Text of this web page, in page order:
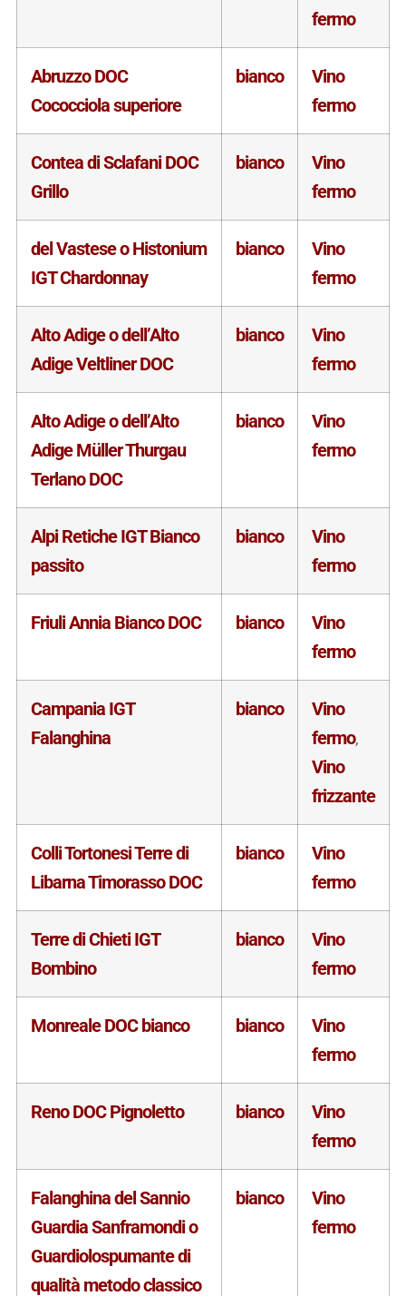
fermo
Abruzzo DOC
Cococciola superiore
bianco
Vino
fermo
Contea di Sclafani DOC
Grillo
bianco
Vino
fermo
del Vastese o Histonium
IGT Chardonnay
bianco
Vino
fermo
Alto Adige o dell’Alto
Adige Veltliner DOC
bianco
Vino
fermo
Alto Adige o dell’Alto
Adige Müller Thurgau
Terlano DOC
bianco
Vino
fermo
Alpi Retiche IGT Bianco
passito
bianco
Vino
fermo
Friuli Annia Bianco DOC bianco
Vino
fermo
Campania IGT
Falanghina
bianco
Vino
fermo,
Vino
frizzante
Colli Tortonesi Terre di
Libarna Timorasso DOC
bianco
Vino
fermo
Terre di Chieti IGT
Bombino
bianco
Vino
fermo
Monreale DOC bianco bianco
Vino
fermo
Reno DOC Pignoletto bianco
Vino
fermo
Falanghina del Sannio
Guardia Sanframondi o
Guardiolospumante di
qualità metodo classico
bianco
Vino
fermo